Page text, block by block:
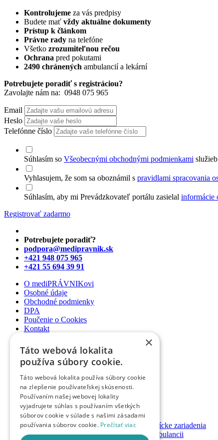
Kontrolujeme za vás predpisy
Budete mať vždy aktuálne dokumenty
Prístup k článkom
Právne rady na telefóne
Všetko zrozumiteľnou rečou
Ochrana pred pokutami
2490 chránených ambulancií a lekární
Potrebujete poradiť s registráciou?
Zavolajte nám na: 0948 075 965
Email
Heslo
Telefónne číslo
Súhlasím so Všeobecnými obchodnými podmienkami
Vyhlasujem, že som sa oboznámil s pravidlami spracovania
Súhlasím, aby mi Prevádzkovateľ portálu zasielal informácie
Registrovať zadarmo
Potrebujete poradiť?
podpora@medipravnik.sk
+421 948 075 965
+421 55 694 39 91
O mediPRÁVNIKovi
Osobné údaje
Obchodné podmienky
DPA
Poučenie o Cookies
Kontakt
Newsletter
Články
Podcasty
Informované súhlasy
Právny web pre ambulancie
Právnik na telefóne
GDPR ambulancie / lekárne
Systémy bezpečnosti pacienta pre zdravotnícke zariadenia
Nastavenie priamych platieb pacienta v ambulancii
×
Táto webová lokalita
používa súbory cookie.
Táto webová lokalita používa súbory cookie
na zlepšenie používateľskej skúsenosti.
Používaním našej webovej lokality
vyjadrujete súhlas s používaním všetkých
súborov cookie v súlade s našimi zásadami
používania súborov cookie. Prečítať viac